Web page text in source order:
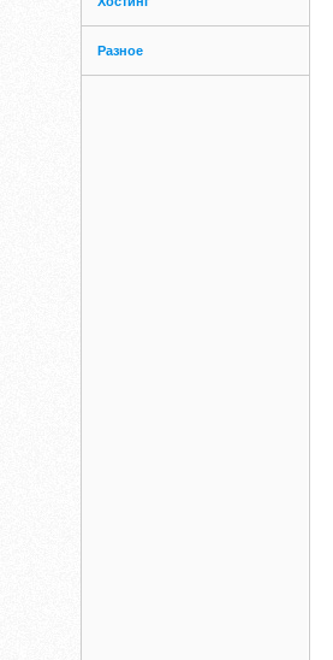
Разное